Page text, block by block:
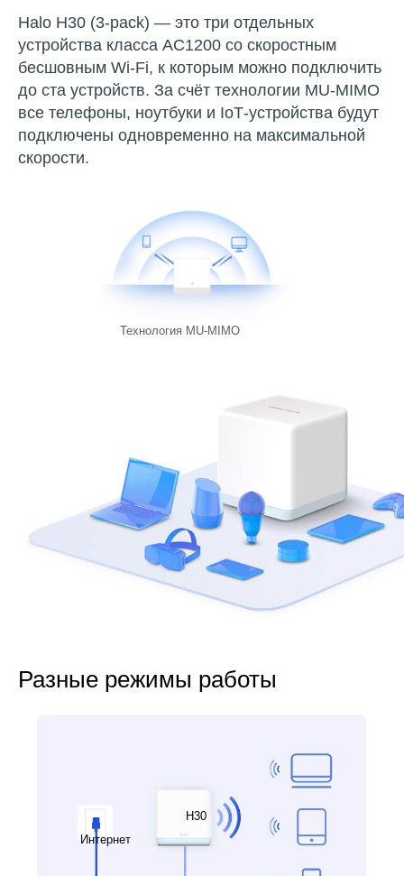
Halo H30 (3-pack) — это три отдельных
устройства класса AC1200 со скоростным
бесшовным Wi-Fi, к которым можно подключить
до ста устройств. За счёт технологии MU-MIMO
все телефоны, ноутбуки и IoT‑устройства будут
подключены одновременно на максимальной
скорости.
Технология MU-MIMO
Разные режимы работы
Интернет
H30